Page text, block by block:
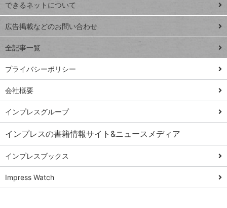
close
閉じ
る
Excel Q&A
トイアンナ流仕
事術
ではじめる業務
の完全自動化
AI議事録作成術
Windows 11
Q&A
Teams踏み込み
活用術
Excel講師の仕事
術
できるネットについて
広告掲載などのお問い合わせ
全記事一覧
プライバシーポリシー
会社概要
インプレスグループ
インプレスの書籍情報サイト&ニュースメディア
インプレスブックス
Impress Watch